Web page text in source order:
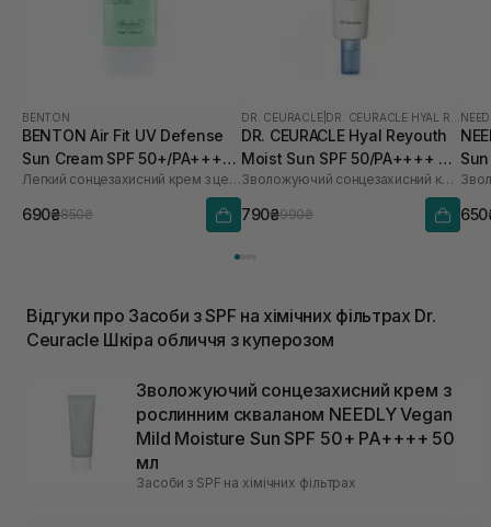
BENTON
BENTON Air Fit UV Defense
Sun Cream SPF 50+/PA++++
50 мл
Легкий сонцезахисний крем з центелою
690₴850₴
DR. CEURACLE
DR. CEURACLE Hyal Reyouth
Moist Sun SPF 50/PA++++ 50
мл
Зволожуючий сонцезахисний крем для обличчя з гіалуроновою кислотою
790₴990₴
Відгуки про Засоби з SPF на хімічних фільтрах Dr.
Ceuracle Шкіра обличчя з куперозом
Зволожуючий сонцезахисний крем з
рослинним скваланом NEEDLY Vegan
Mild Moisture Sun SPF 50+ PA++++ 50
мл
Засоби з SPF на хімічних фільтрах